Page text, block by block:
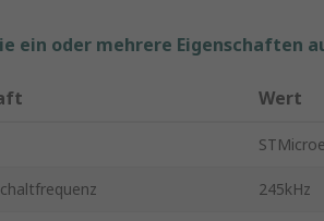
ein oder mehrere Eigenschaften
Wert
245kHz